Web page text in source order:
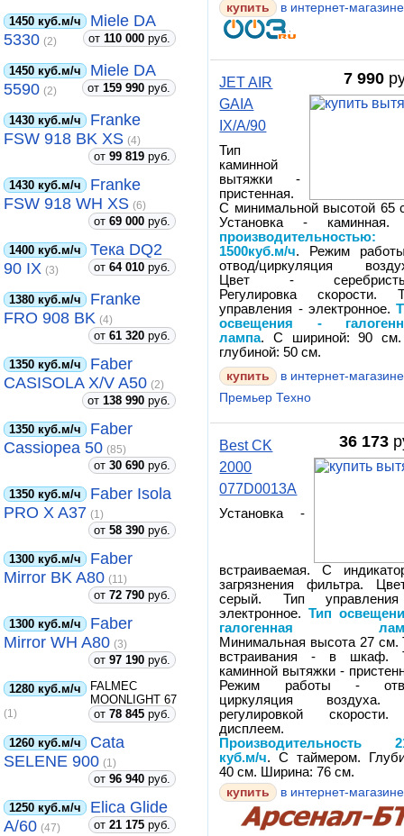
1450 куб.м/ч
Miele DA
5330 (2) от 110 000 руб.
1450 куб.м/ч
Miele DA
5590 (2) от 159 990 руб.
1430 куб.м/ч
Franke
FSW 918 BK XS (4)
от 99 819 руб.
1430 куб.м/ч
Franke
FSW 918 WH XS (6)
от 69 000 руб.
1400 куб.м/ч
Тека DQ2
90 IX (3) от 64 010 руб.
1380 куб.м/ч
Franke
FRO 908 BK (4)
от 61 320 руб.
1350 куб.м/ч
Faber
CASISOLA X/V A50 (2)
от 138 990 руб.
1350 куб.м/ч
Faber
Cassiopea 50 (85)
от 30 690 руб.
1350 куб.м/ч
Faber Isola
PRO X A37 (1)
от 58 390 руб.
1300 куб.м/ч
Faber
Mirror BK A80 (11)
от 72 790 руб.
1300 куб.м/ч
Faber
Mirror WH A80 (3)
от 97 190 руб.
1280 куб.м/ч
FALMEC
MOONLIGHT 67
(1) от 78 845 руб.
1260 куб.м/ч
Cata
SELENE 900 (1)
от 96 940 руб.
1250 куб.м/ч
Elica Glide
A/60 (47) от 21 175 руб.
купить в интернет-магазине
7 990
JET AIR
GAIA
IX/A/90
Тип
каминной
вытяжки -
пристенная.
С минимальной высотой 65
Установка -
производительностью:
1500куб.м/ч. Режим
отвод/циркуляция
Цвет -
Регулировка скорости.
управления - электронное.
освещения -
лампа. С шириной: 90
глубиной: 50 см.
купить
в интернет-магазине
Премьер Техно
36 173
Best CK
2000
077D0013A
Установка -
встраиваемая. С
загрязнения фильтра.
серый. Тип
электронное.Тип
галогенная
Минимальная высота 27 см.
встраивания - в шкаф.
каминной вытяжки -
Режим работы -
циркуляция
регулировкой
дисплеем.
Производительность
куб.м/ч. С таймером.
40 см. Ширина: 76 см.
купить в интернет-магазине